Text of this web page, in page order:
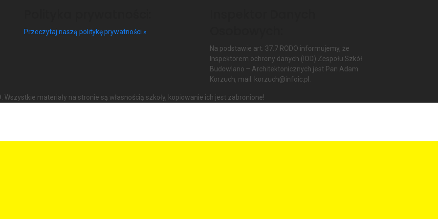
Przeczytaj naszą politykę prywatności »
Na podstawie art. 37.7 RODO informujemy, że
Inspektorem ochrony danych (IOD) Zespołu Szkół
Budowlano – Architektonicznych jest Pan Adam
Korzuch, mail: korzuch@infoic.pl.
materiały na stronie są własnością szkoły, kopiowanie ich jest zabronione!